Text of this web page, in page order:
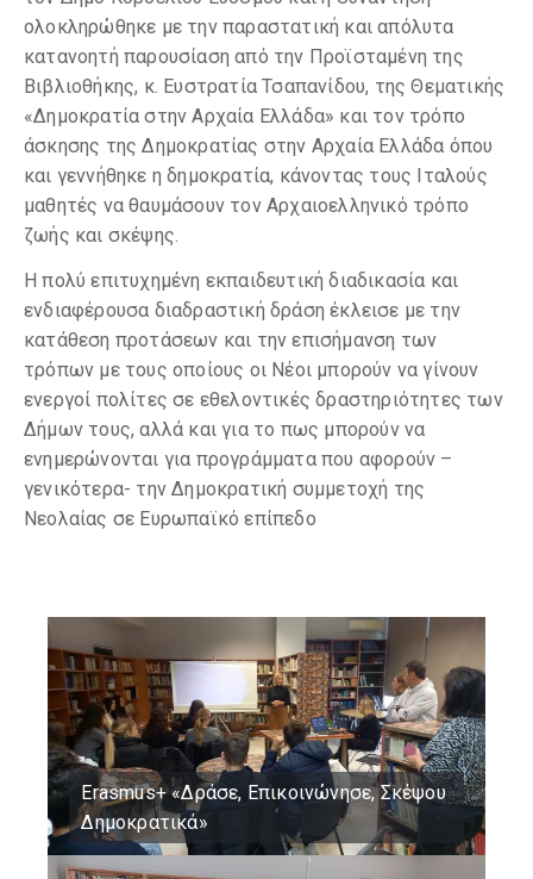
ολοκληρώθηκε με την παραστατική και απόλυτα
κατανοητή παρουσίαση από την Προϊσταμένη της
Βιβλιοθήκης, κ. Ευστρατία Τσαπανίδου, της Θεματικής
«Δημοκρατία στην Αρχαία Ελλάδα» και τον τρόπο
άσκησης της Δημοκρατίας στην Αρχαία Ελλάδα όπου
και γεννήθηκε η δημοκρατία, κάνοντας τους Ιταλούς
μαθητές να θαυμάσουν τον Αρχαιοελληνικό τρόπο
ζωής και σκέψης.
Η πολύ επιτυχημένη εκπαιδευτική διαδικασία και
ενδιαφέρουσα διαδραστική δράση έκλεισε με την
κατάθεση προτάσεων και την επισήμανση των
τρόπων με τους οποίους οι Νέοι μπορούν να γίνουν
ενεργοί πολίτες σε εθελοντικές δραστηριότητες των
Δήμων τους, αλλά και για το πως μπορούν να
ενημερώνονται για προγράμματα που αφορούν –
γενικότερα- την Δημοκρατική συμμετοχή της
Νεολαίας σε Ευρωπαϊκό επίπεδο
Erasmus+ «Δράσε, Επικοινώνησε, Σκέψου
Δημοκρατικά»